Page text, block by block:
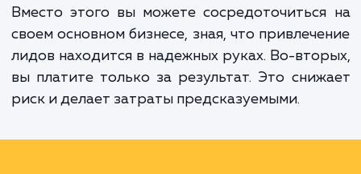
Преимущества этой услуги
первых, вы экономите время и
которые могли бы уйти на
управление маркетинговыми